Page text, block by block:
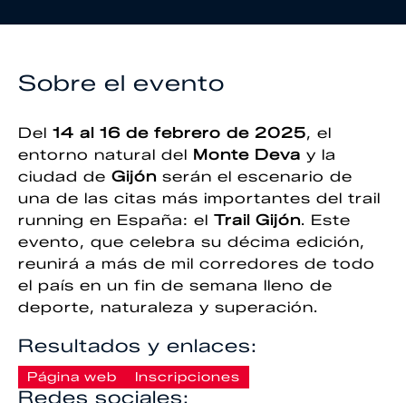
Sobre el evento
Del 14 al 16 de febrero de 2025, el
entorno natural del Monte Deva y la
ciudad de Gijón serán el escenario de
una de las citas más importantes del trail
running en España: el Trail Gijón. Este
evento, que celebra su décima edición,
reunirá a más de mil corredores de todo
el país en un fin de semana lleno de
deporte, naturaleza y superación.
Resultados y enlaces:
Página web Inscripciones
Redes sociales: